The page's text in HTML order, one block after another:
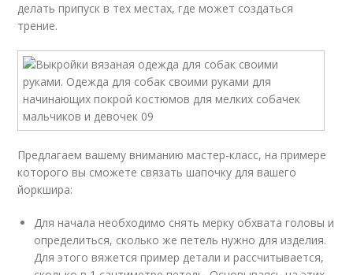
делать припуск в тех местах, где может создаться
трение.
Предлагаем вашему вниманию мастер-класс, на примере
которого вы сможете связать шапочку для вашего
йоркшира:
Для начала необходимо снять мерку обхвата головы и
определиться, сколько же петель нужно для изделия.
Для этого вяжется пример детали и рассчитывается,